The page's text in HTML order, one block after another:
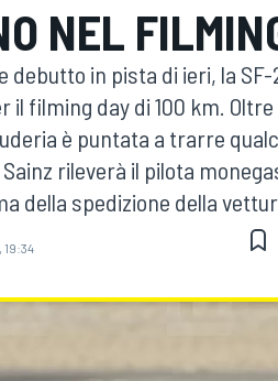
WEC
NEL
debutto in pista di ieri, la
il filming day di 100 km.
è puntata a trarre
rileverà il pilota
della spedizione della
19:34